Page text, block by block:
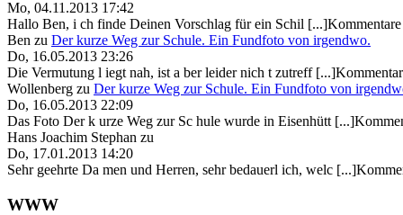
Mo, 04.11.2013 17:42
Hallo Ben, i ch finde Deinen Vorschlag für ein Schil
Ben zu Der kurze Weg zur Schule. Ein Fundfoto von irgendwo.
Do, 16.05.2013 23:26
Die Vermutung l iegt nah, ist a ber leider nich t zutreff
Wollenberg zu Der kurze Weg zur Schule. Ein Fundfoto von
Do, 16.05.2013 22:09
Das Foto Der k urze Weg zur Sc hule wurde in Eisenhütt
Hans Joachim Stephan zu
Do, 17.01.2013 14:20
Sehr geehrte Da men und Herren, sehr bedauerl ich, welc
WWW